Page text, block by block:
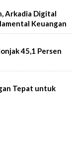
Arkadia Digital
Keuangan
45,1 Persen
Tepat untuk